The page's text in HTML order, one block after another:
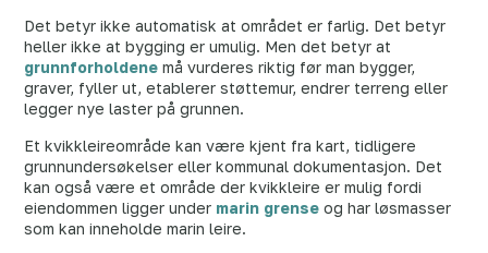
Det betyr ikke automatisk at området er farlig. Det betyr
heller ikke at bygging er umulig. Men det betyr at
grunnforholdene må vurderes riktig før man bygger,
graver, fyller ut, etablerer støttemur, endrer terreng eller
legger nye laster på grunnen.
Et kvikkleireområde kan være kjent fra kart, tidligere
grunnundersøkelser eller kommunal dokumentasjon. Det
kan også være et område der kvikkleire er mulig fordi
eiendommen ligger under marin grense og har løsmasser
som kan inneholde marin leire.